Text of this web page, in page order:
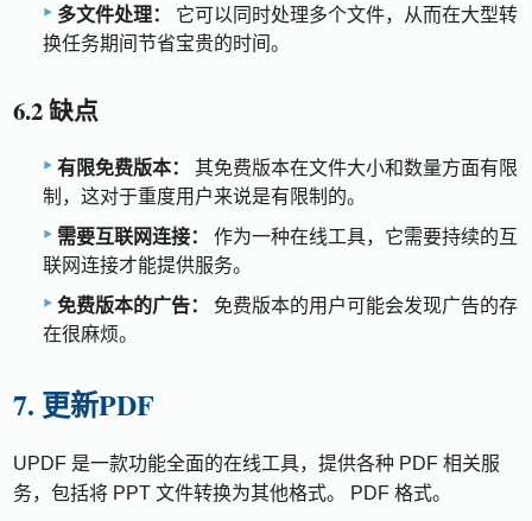
多文件处理：
它可以同时处理多个文件，从而在大型转
换任务期间节省宝贵的时间。
6.2 缺点
有限免费版本：
其免费版本在文件大小和数量方面有限
制，这对于重度用户来说是有限制的。
需要互联网连接：
作为一种在线工具，它需要持续的互
联网连接才能提供服务。
免费版本的广告：
免费版本的用户可能会发现广告的存
在很麻烦。
7. 更新PDF
UPDF 是一款功能全面的在线工具，提供各种 PDF 相关服
务，包括将 PPT 文件转换为其他格式。 PDF 格式。